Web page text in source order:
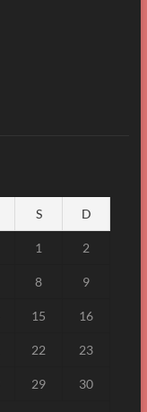
S D
1 2
8 9
15 16
22 23
29 30